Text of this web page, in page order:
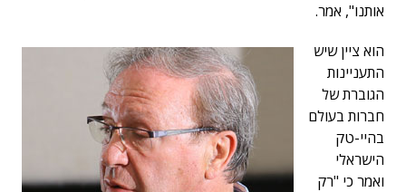
אותנו", אמר.
הוא ציין שיש
התעניינות
הגוברת של
חברות בעולם
בהיי-טק
הישראלי
ואמר כי "רק